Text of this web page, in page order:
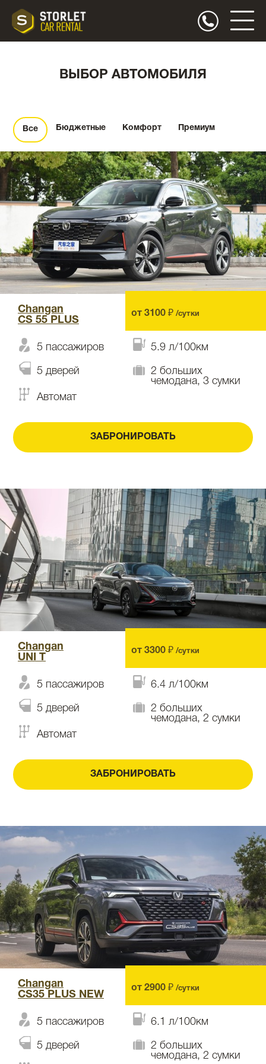
ВЫБОР АВТОМОБИЛЯ
Все Бюджетные Комфорт Премиум
Changan
CS 55 PLUS
от 3100 ₽ /сутки
5 пассажиров 5.9 л/100км
5 дверей
2 больших
чемодана, 3 сумки
Автомат
ЗАБРОНИРОВАТЬ
Changan
UNI T
от 3300 ₽ /сутки
5 пассажиров 6.4 л/100км
5 дверей
2 больших
чемодана, 2 сумки
Автомат
ЗАБРОНИРОВАТЬ
Changan
CS35 PLUS NEW
от 2900 ₽ /сутки
5 пассажиров 6.1 л/100км
5 дверей
2 больших
чемодана, 2 сумки